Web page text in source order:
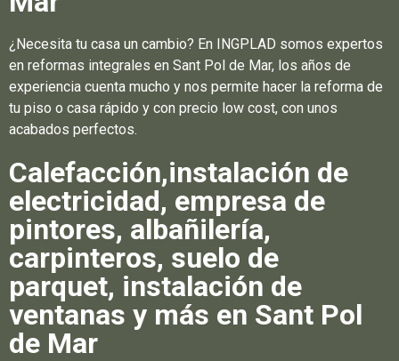
¿Necesita tu casa un cambio? En INGPLAD somos expertos
en reformas integrales en Sant Pol de Mar, los años de
experiencia cuenta mucho y nos permite hacer la reforma de
tu piso o casa rápido y con precio low cost, con unos
acabados perfectos.
Calefacción,instalación de
electricidad, empresa de
pintores, albañilería,
carpinteros, suelo de
parquet, instalación de
ventanas y más en Sant Pol
de Mar